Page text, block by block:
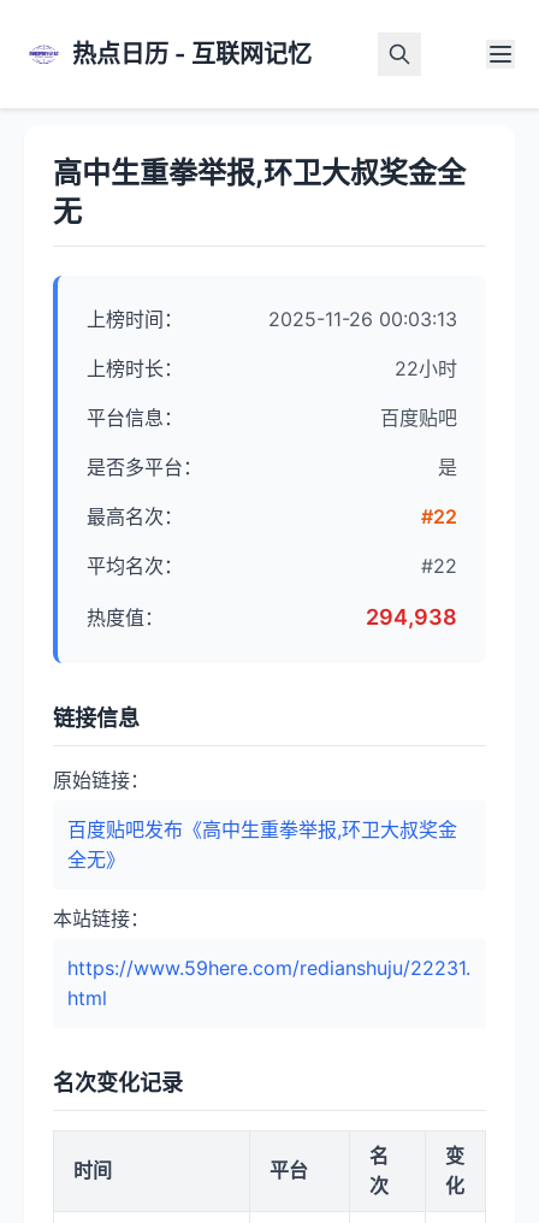
热点日历 - 互联网记忆
高中生重拳举报,环卫大叔奖金全
无
上榜时间： 2025-11-26 00:03:13
上榜时长： 22小时
平台信息： 百度贴吧
是否多平台： 是
最高名次： #22
平均名次： #22
热度值： 294,938
链接信息
原始链接：
百度贴吧发布《高中生重拳举报,环卫大叔奖金
全无》
本站链接：
https://www.59here.com/redianshuju/22231.
html
名次变化记录
时间 平台
名
次
变
化